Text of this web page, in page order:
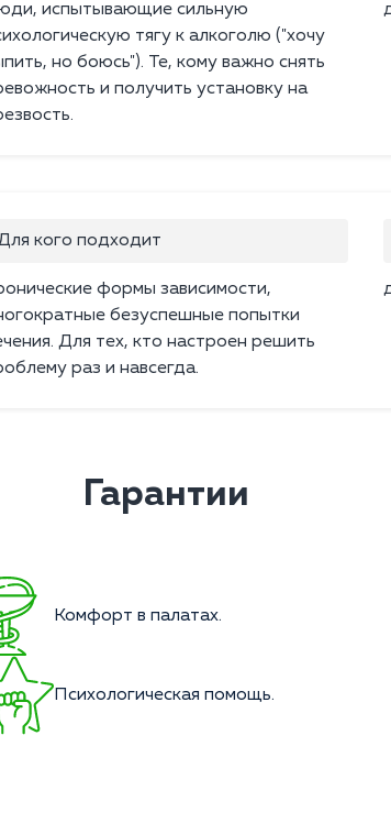
испытывающие сильную
тягу к алкоголю ("хочу
но боюсь"). Те, кому важно снять
и получить установку на
кого подходит
формы зависимости,
безуспешные попытки
Для тех, кто настроен решить
раз и навсегда.
Гарантии
Комфорт в палатах.
Психологическая помощь.